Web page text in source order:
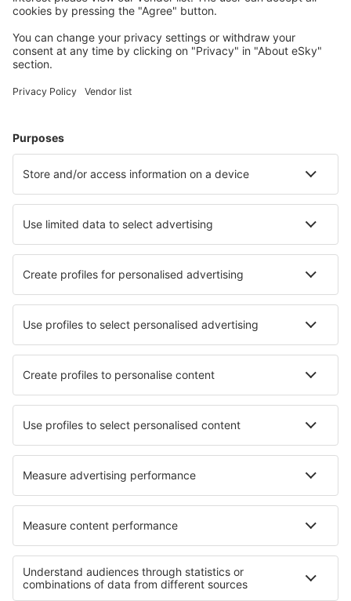
Risparmia di più
Prezzi attraenti e offerte speciali per gli utenti registrati.
L’alloggio che ti piace
Gli hotel più ricercati dagli utenti eSky
Hotel nelle Filippine - Città popolari
Hotel a Dávao Hotel in Pasay Hotel in Baguio
Hotel a General Santos Hotel Pagsanjan
Hotel in Calape Hotel in Surallah Hotel Ronda
I migliori hotel - città
Hotel in Evolène Hotel in Galt Hotel in Sannicola
Hotel in Beer Jaakow Hotel in Oosthuizen
Hotel in Putzu Idu Hotel in Großenhain Hotel in Pulaski
Hotel in Podhájska Hotel in Agua Garcia
I migliori hotel - zone
Hotel a Bohol Hotel in Polonia Hotel in Italian Alps